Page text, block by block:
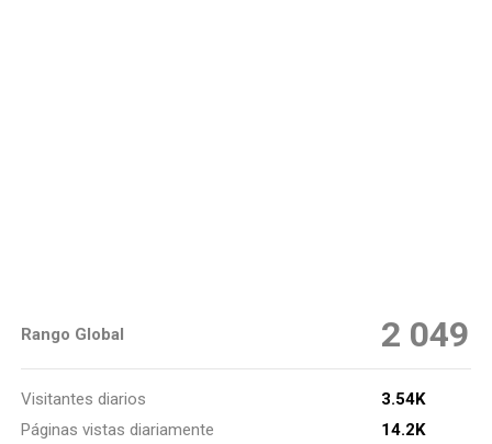
Rango Global 2 049
Visitantes diarios
3.54K
Páginas vistas diariamente
14.2K